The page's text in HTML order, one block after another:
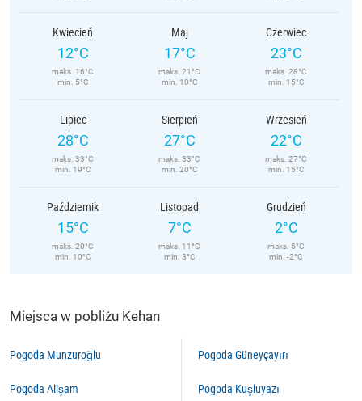
Kwiecień
12°C
maks. 16°C
min. 5°C
Maj
17°C
maks. 21°C
min. 10°C
Czerwiec
23°C
maks. 28°C
min. 15°C
Lipiec
28°C
maks. 33°C
min. 19°C
Sierpień
27°C
maks. 33°C
min. 20°C
Wrzesień
22°C
maks. 27°C
min. 15°C
Październik
15°C
maks. 20°C
min. 10°C
Listopad
7°C
maks. 11°C
min. 3°C
Grudzień
2°C
maks. 5°C
min. -2°C
Miejsca w pobliżu Kehan
Pogoda Munzuroğlu
Pogoda Alişam
Pogoda Güneyçayırı
Pogoda Kuşluyazı